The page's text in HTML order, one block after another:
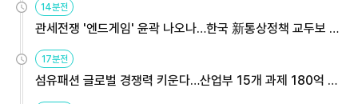
14분전
관세전쟁 '엔드게임' 윤곽 나오나…한국 新통상정책 교두보 활
17분전
섬유패션 글로벌 경쟁력 키운다…산업부 15개 과제 180억 지